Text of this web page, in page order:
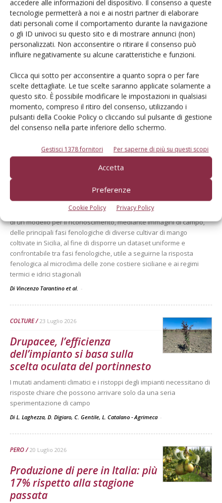
accedere alle informazioni del dispositivo. Il consenso a queste
tecnologie permetterà a noi e ai nostri partner di elaborare
dati personali come il comportamento durante la navigazione
o gli ID univoci su questo sito e di mostrare annunci (non)
personalizzati. Non acconsentire o ritirare il consenso può
influire negativamente su alcune caratteristiche e funzioni.
Clicca qui sotto per acconsentire a quanto sopra o per fare
scelte dettagliate. Le tue scelte saranno applicate solamente a
questo sito. È possibile modificare le impostazioni in qualsiasi
momento, compreso il ritiro del consenso, utilizzando i
pulsanti della Cookie Policy o cliccando sul pulsante di gestione
del consenso nella parte inferiore dello schermo.
Gestisci 1378 fornitori Per saperne di più su questi scopi
Accetta
Preferenze
Cookie Policy Privacy Policy
Dalla stessa categoria
MELO 6 Agosto 2026
Mele, la produzione europea
tonnellate
Secondo le previsioni di Prognosfruit 2026, pesano nel bilancio gli
eventi climatici estremi. Ma le prospettive di mercato sono buone
DiRedazione Frutticoltura
ARTICOLI ABBONATI 30 Luglio 2026
Mango, intelligenza artificiale
per monitorare la fenologia
Un approccio preliminare per valutare l’adattabilità del mango in
ambiente mediterraneo. L’obiettivo è lo sviluppo e l’addestramento
di un modello per il riconoscimento, mediante immagini di campo,
delle principali fasi fenologiche di diverse cultivar di mango
coltivate in Sicilia, al fine di disporre un dataset uniforme e
confrontabile tra fasi fenologiche, utile a seguirne la risposta
fenologica al microclima delle zone costiere siciliane e ai regimi
termici e idrici stagionali
Di Vincenzo Tarantino et al. -
COLTURE 23 Luglio 2026
Drupacee, l’efficienza
dell’impianto si basa sulla
scelta oculata del portinnesto
I mutati andamenti climatici e i ristoppi degli impianti necessitano di
risposte chiare che possono arrivare solo da una seria
sperimentazione di campo
Di L. Laghezza, D. Digiaro, C. Gentile, L. Catalano - Agrimeca -
PERO 20 Luglio 2026
Produzione di pere in Italia: più
17% rispetto alla stagione
passata